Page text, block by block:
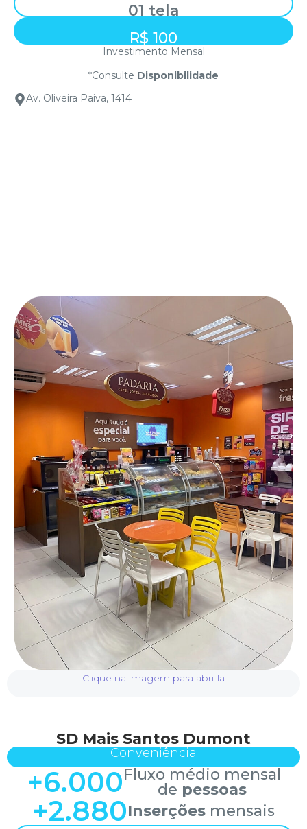
01 tela
R$ 100
Investimento Mensal
*Consulte Disponibilidade
Av. Oliveira Paiva, 1414
SD Mais Santos Dumont
Conveniência
+6.000Fluxo médio mensal
de pessoas
+2.880Inserções mensais
Clique na imagem para abri-la